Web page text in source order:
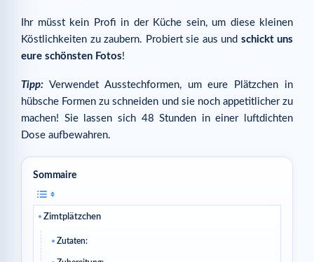
Ihr müsst kein Profi in der Küche sein, um diese kleinen
Köstlichkeiten zu zaubern. Probiert sie aus und schickt uns
eure schönsten Fotos!
Tipp: Verwendet Ausstechformen, um eure Plätzchen in
hübsche Formen zu schneiden und sie noch appetitlicher zu
machen! Sie lassen sich 48 Stunden in einer luftdichten
Dose aufbewahren.
Sommaire
Zimtplätzchen
Zutaten: